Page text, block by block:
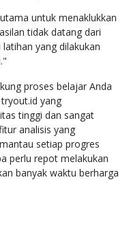
untuk menaklukkan
tidak datang dari
yang dilakukan
proses belajar Anda
yang
tinggi dan sangat
analisis yang
setiap progres
perlu repot melakukan
banyak waktu berharga